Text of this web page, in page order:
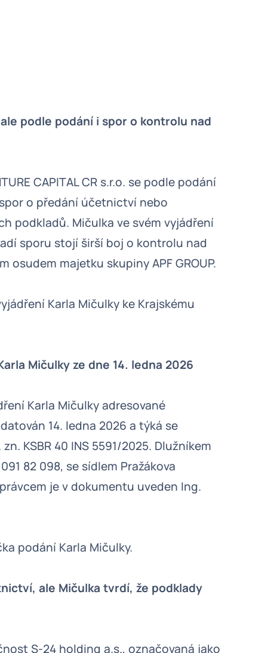
podle podání i spor o kontrolu nad
CAPITAL CR s.r.o. se podle podání
o předání účetnictví nebo
podkladů. Mičulka ve svém vyjádření
sporu stojí širší boj o kontrolu nad
majetku skupiny APF GROUP.
Karla Mičulky ke Krajskému
Mičulky ze dne 14. ledna 2026
Karla Mičulky adresované
14. ledna 2026 a týká se
KSBR 40 INS 5591/2025. Dlužníkem
091 82 098, se sídlem Pražákova
je v dokumentu uveden Ing.
podání Karla Mičulky.
ale Mičulka tvrdí, že podklady
S-24 holding a.s., označovaná jako